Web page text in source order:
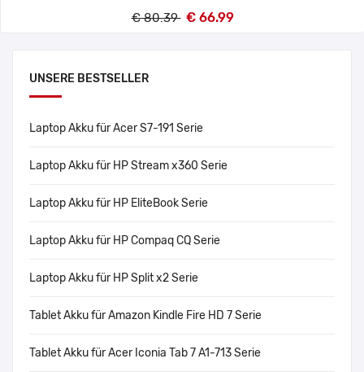
UNSERE BESTSELLER
Laptop Akku für Acer S7-191 Serie
Laptop Akku für HP Stream x360 Serie
Laptop Akku für HP EliteBook Serie
Laptop Akku für HP Compaq CQ Serie
Laptop Akku für HP Split x2 Serie
Tablet Akku für Amazon Kindle Fire HD 7 Serie
Tablet Akku für Acer Iconia Tab 7 A1-713 Serie
€ 80.39 € 66.99